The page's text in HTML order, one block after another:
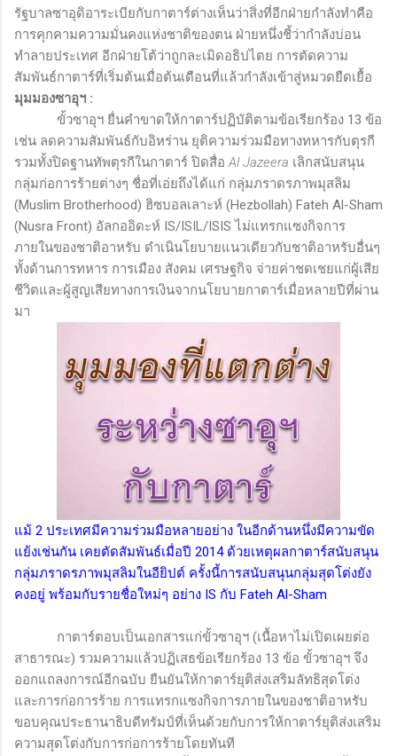
รัฐบาลซาอุดิอาระเบียกับกาตาร์ต่างเห็นว่าสิ่งที่อีกฝ่ายกำลังทำคือ
การคุกคามความมั่นคงแห่งชาติของตน ฝ่ายหนึ่งชี้ว่ากำลังบ่อน
ทำลายประเทศ อีกฝ่ายโต้ว่าถูกละเมิดอธิปไตย การตัดความ
สัมพันธ์กาตาร์ที่เริ่มต้นเมื่อต้นเดือนที่แล้วกำลังเข้าสู่หมวดยืดเยื้อ
มุมมองซาอุฯ :
ขั้วซาอุฯ ยื่นคำขาดให้กาตาร์ปฏิบัติตามข้อเรียกร้อง 13 ข้อ
เช่น ลดความสัมพันธ์กับอิหร่าน ยุติความร่วมมือทางทหารกับตุรกี
รวมทั้งปิดฐานทัพตุรกีในกาตาร์ ปิดสื่อAl Jazeera เลิกสนับสนุน
กลุ่มก่อการร้ายต่างๆ ชื่อที่เอ่ยถึงได้แก่ กลุ่มภราดรภาพมุสลิม
(Muslim Brotherhood) ฮิซบอลเลาะห์ (Hezbollah) Fateh Al-Sham
(Nusra Front) อัลกออิดะห์ IS/ISIL/ISISไม่แทรกแซงกิจการ
ภายในของชาติอาหรับ ดำเนินโยบายแนวเดียวกับชาติอาหรับอื่นๆ
ทั้งด้านการทหาร การเมือง สังคม เศรษฐกิจ จ่ายค่าชดเชยแก่ผู้เสีย
ชีวิตและผู้สูญเสียทางการเงินจากนโยบายกาตาร์เมื่อหลายปีที่ผ่าน
มา
แม้ 2 ประเทศมีความร่วมมือหลายอย่าง ในอีกด้านหนึ่งมีความขัด
แย้งเช่นกัน เคยตัดสัมพันธ์เมื่อปี 2014 ด้วยเหตุผลกาตาร์สนับสนุน
กลุ่มภราดรภาพมุสลิมในอียิปต์ ครั้งนี้การสนับสนุนกลุ่มสุดโต่งยัง
คงอยู่ พร้อมกับรายชื่อใหม่ๆ อย่าง IS กับ Fateh Al-Sham
กาตาร์ตอบเป็นเอกสารแก่ขั้วซาอุฯ (เนื้อหาไม่เปิดเผยต่อ
สาธารณะ) รวมความแล้วปฏิเสธข้อเรียกร้อง 13 ข้อ ขั้วซาอุฯ จึง
ออกแถลงการณ์อีกฉบับ ยืนยันให้กาตาร์ยุติส่งเสริมลัทธิสุดโต่ง
และการก่อการร้าย การแทรกแซงกิจการภายในของชาติอาหรับ
ขอบคุณประธานาธิบดีทรัมป์ที่เห็นด้วยกับการให้กาตาร์ยุติส่งเสริม
ความสุดโต่งกับการก่อการร้ายโดยทันที